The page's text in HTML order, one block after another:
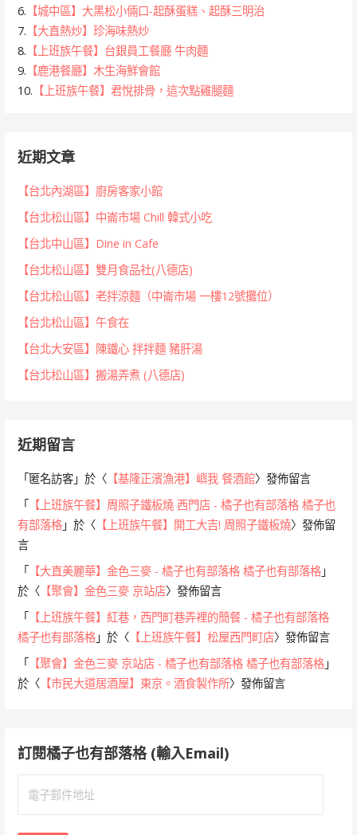
6. 【城中區】大黑松小倆口-起酥蛋糕、起酥三明治
7. 【大直熱炒】珍海味熱炒
8. 【上班族午餐】台銀員工餐廳 牛肉麵
9. 【鹿港餐廳】木生海鮮會館
10. 【上班族午餐】君悅排骨，這次點雞腿麵
近期文章
【台北內湖區】廚房客家小館
【台北松山區】中崙市場 Chill 韓式小吃
【台北中山區】Dine in Cafe
【台北松山區】雙月食品社(八德店)
【台北松山區】老拌涼麵（中崙市場 一樓12號攤位）
【台北松山區】午食在
【台北大安區】陳鐵心 拌拌麵 豬肝湯
【台北松山區】搬湯弄煮 (八德店)
近期留言
「匿名訪客 」於〈 【基隆正濱漁港】嶼我 餐酒館〉發佈留言
「 【上班族午餐】周照子鐵板燒 西門店 - 橘子也有部落格 橘子也
有部落格 」於〈 【上班族午餐】開工大吉! 周照子鐵板燒〉發佈留
言
「 【大直美麗華】金色三麥 - 橘子也有部落格 橘子也有部落格 」
於〈 【聚會】金色三麥 京站店〉發佈留言
「 【上班族午餐】紅巷，西門町巷弄裡的簡餐 - 橘子也有部落格
橘子也有部落格 」於〈 【上班族午餐】松屋西門町店〉發佈留言
「 【聚會】金色三麥 京站店 - 橘子也有部落格 橘子也有部落格 」
於〈 【市民大道居酒屋】東京。酒食製作所〉發佈留言
訂閱橘子也有部落格 (輸入Email)